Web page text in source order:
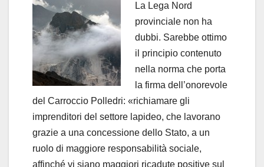
La Lega Nord
provinciale non ha
dubbi. Sarebbe ottimo
il principio contenuto
nella norma che porta
la firma dell’onorevole
del Carroccio Polledri: «richiamare gli
imprenditori del settore lapideo, che lavorano
grazie a una concessione dello Stato, a un
ruolo di maggiore responsabilità sociale,
affinché vi siano maggiori ricadute positive sul